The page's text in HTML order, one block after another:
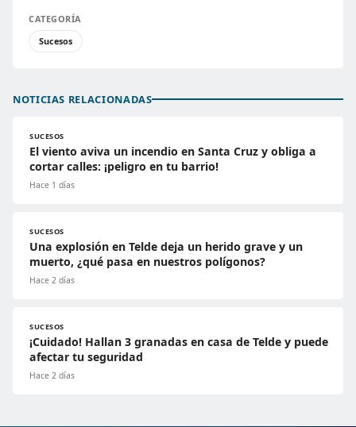
CATEGORÍA
Sucesos
NOTICIAS RELACIONADAS
SUCESOS
El viento aviva un incendio en Santa Cruz y obliga a
cortar calles: ¡peligro en tu barrio!
Hace 1 días
SUCESOS
Una explosión en Telde deja un herido grave y un
muerto, ¿qué pasa en nuestros polígonos?
Hace 2 días
SUCESOS
¡Cuidado! Hallan 3 granadas en casa de Telde y puede
afectar tu seguridad
Hace 2 días